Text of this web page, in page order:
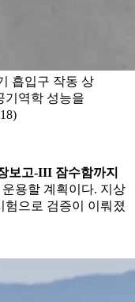
흡입구 작동 상
기역학 성능을
보고-III 잠수함까지
용할 계획이다. 지상
험으로 검증이 이뤄졌